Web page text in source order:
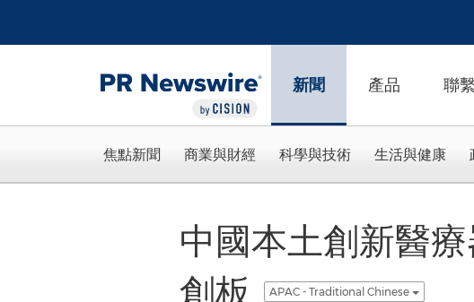
新聞 產品 聯繫
焦點新聞 商業與財經 科學與技術 生活與健康
中國本土創新醫
創板
APAC - Traditional Chinese